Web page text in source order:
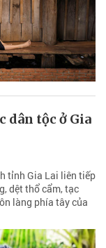
dân tộc ở Gia
tỉnh Gia Lai liên tiếp
dệt thổ cẩm, tạc
làng phía tây của